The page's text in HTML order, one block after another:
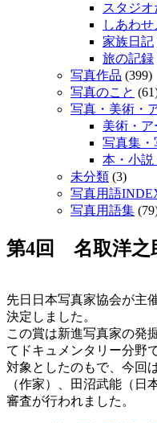
スタジオ
しあわ
家族日記
旅の記録
写真作品 (399)
写真のこと
写真・美術・
美術・
写真集・
本・小説
未分類 (3)
写真用語
写真用語集
第4回 名取洋之
先日日本写真家協会が主
決定しました。
この賞は新進写真家の発
てドキュメンタリー分野
対象としたのもで、今回
（作家）、田沼武能（日
審査が行われました。